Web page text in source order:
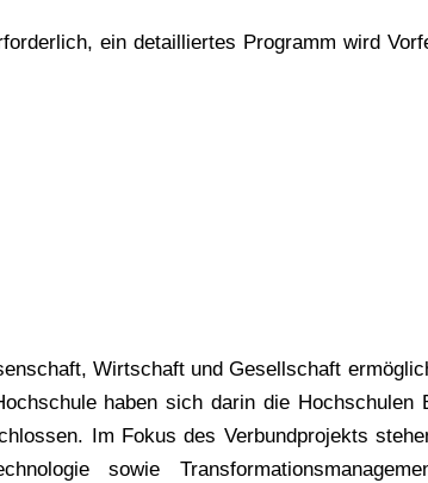
ein detailliertes Programm wird
Wirtschaft und Gesellschaft
haben sich darin die Hochschulen
Im Fokus des Verbundprojekts
sowie